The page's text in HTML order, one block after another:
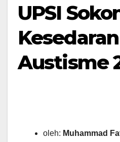
UPSI
Kesedaran
Austisme
oleh: Muhammad